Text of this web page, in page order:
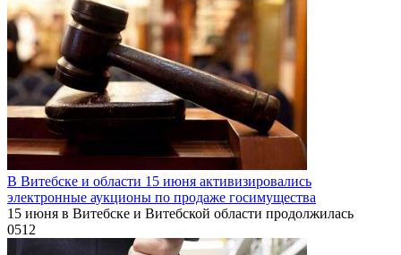
В Витебске и области 15 июня активизировались
электронные аукционы по продаже госимущества
15 июня в Витебске и Витебской области продолжилась
0512